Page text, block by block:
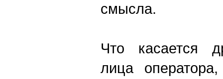
смысла.
Что касается
лица